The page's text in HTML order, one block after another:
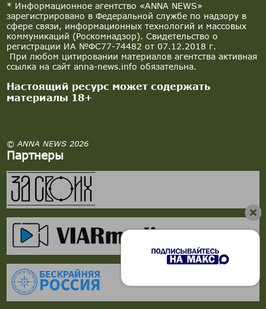
* Информационное агентство «ANNA NEWS»
зарегистрировано в Федеральной службе по надзору в
сфере связи, информационных технологий и массовых
коммуникаций (Роскомнадзор). Свидетельство о
регистрации ИА №ФС77-74482 от 07.12.2018 г.
При любом цитировании материалов агентства активная
ссылка на сайт anna-news.info обязательна.
Настоящий ресурс может содержать
материалы 18+
© ANNA NEWS 2026
Партнеры